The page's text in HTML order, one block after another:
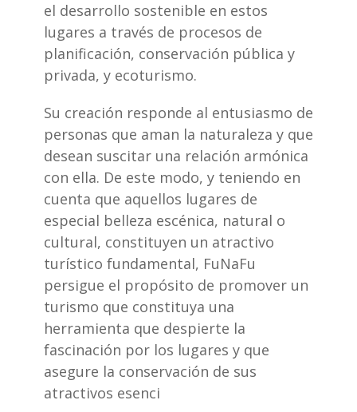
el desarrollo sostenible en estos
lugares a través de procesos de
planificación, conservación pública y
privada, y ecoturismo.
Su creación responde al entusiasmo de
personas que aman la naturaleza y que
desean suscitar una relación armónica
con ella. De este modo, y teniendo en
cuenta que aquellos lugares de
especial belleza escénica, natural o
cultural, constituyen un atractivo
turístico fundamental, FuNaFu
persigue el propósito de promover un
turismo que constituya una
herramienta que despierte la
fascinación por los lugares y que
asegure la conservación de sus
atractivos esenci